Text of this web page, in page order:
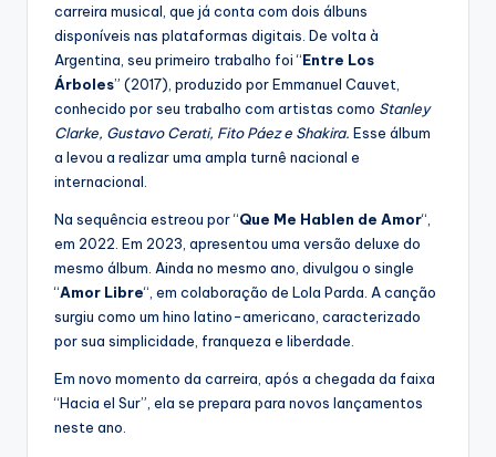
carreira musical, que já conta com dois álbuns
disponíveis nas plataformas digitais. De volta à
Argentina, seu primeiro trabalho foi “Entre Los
Árboles” (2017), produzido por Emmanuel Cauvet,
conhecido por seu trabalho com artistas como Stanley
Clarke, Gustavo Cerati, Fito Páez e Shakira. Esse álbum
a levou a realizar uma ampla turnê nacional e
internacional.
Na sequência estreou por “Que Me Hablen de Amor“,
em 2022. Em 2023, apresentou uma versão deluxe do
mesmo álbum. Ainda no mesmo ano, divulgou o single
“Amor Libre“, em colaboração de Lola Parda. A canção
surgiu como um hino latino-americano, caracterizado
por sua simplicidade, franqueza e liberdade.
Em novo momento da carreira, após a chegada da faixa
“Hacia el Sur”, ela se prepara para novos lançamentos
neste ano.